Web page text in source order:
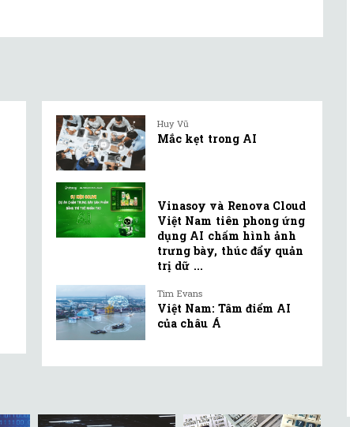
Huy Vũ
Mắc kẹt trong AI
Vinasoy và Renova Cloud
Việt Nam tiên phong ứng
dụng AI chấm hình ảnh
trưng bày, thúc đẩy quản
trị dữ ...
Tim Evans
Việt Nam: Tâm điểm AI
của châu Á